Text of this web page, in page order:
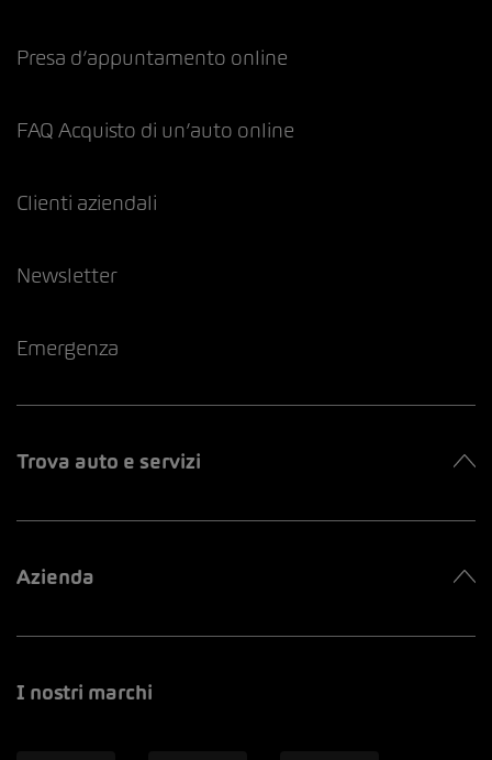
Presa d’appuntamento online
FAQ Acquisto di un’auto online
Clienti aziendali
Newsletter
Emergenza
Trova auto e servizi
Azienda
I nostri marchi